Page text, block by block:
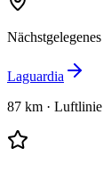
Laguardia
87 km · Luftlinie